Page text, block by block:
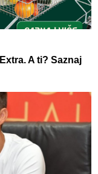
A ti? Saznaj